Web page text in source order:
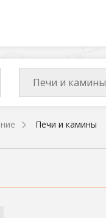
Печи и камины
Печи и камины